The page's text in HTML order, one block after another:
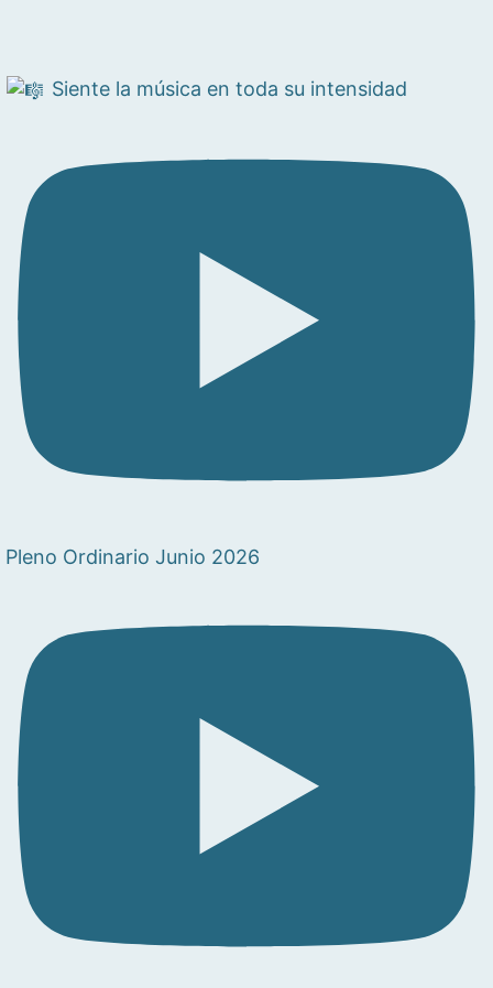
Siente la música en toda su intensidad
Pleno Ordinario Junio 2026